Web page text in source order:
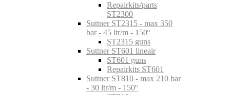
Repairkits/parts
ST2300
Suttner ST2315 - max 350
bar - 45 ltr/m - 150º
ST2315 guns
Suttner ST601 lineair
ST601 guns
Repairkits ST601
Suttner ST810 - max 210 bar
- 30 ltr/m - 150º